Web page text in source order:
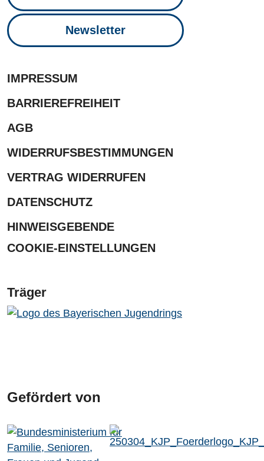
Newsletter
IMPRESSUM
BARRIEREFREIHEIT
AGB
WIDERRUFSBESTIMMUNGEN
VERTRAG WIDERRUFEN
DATENSCHUTZ
HINWEISGEBENDE
COOKIE-EINSTELLUNGEN
Träger
Gefördert von